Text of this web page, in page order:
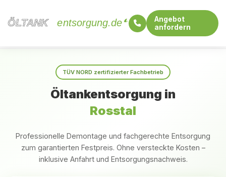
ÖLTANK
ÖLTANK entsorgung.de
Angebot
anfordern
TÜV NORD zertifizierter Fachbetrieb
Öltankentsorgung in
Rosstal
Professionelle Demontage und fachgerechte Entsorgung
zum garantierten Festpreis. Ohne versteckte Kosten –
inklusive Anfahrt und Entsorgungsnachweis.